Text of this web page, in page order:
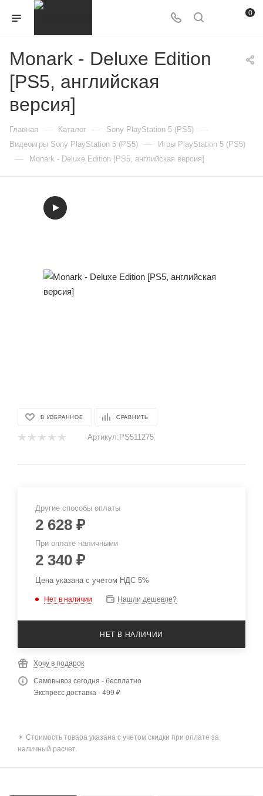
0
Monark - Deluxe Edition
[PS5, английская
версия]
Главная — Каталог — Sony PlayStation 5 (PS5) —
Видеоигры Sony PlayStation 5 (PS5) — Игры PlayStation 5 (PS5)
— Monark - Deluxe Edition [PS5, английская версия]
В ИЗБРАННОЕ СРАВНИТЬ
Артикул: PS511275
Другие способы оплаты
2 628 ₽
При оплате наличными
2 340 ₽
Цена указана с учетом НДС 5%
Нет в наличии Нашли дешевле?
НЕТ В НАЛИЧИИ
Хочу в подарок
Самовывоз сегодня - бесплатно
Экспресс доставка - 499 ₽
✴️ Стоимость товара указана с учетом скидки при оплате за
наличный расчет.